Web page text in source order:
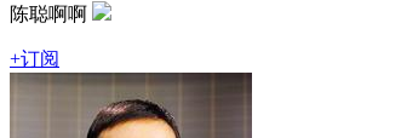
陈聪啊啊
+订阅